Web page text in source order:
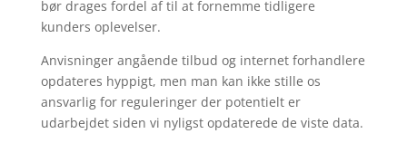
bør drages fordel af til at fornemme tidligere
kunders oplevelser.
Anvisninger angående tilbud og internet forhandlere
opdateres hyppigt, men man kan ikke stille os
ansvarlig for reguleringer der potentielt er
udarbejdet siden vi nyligst opdaterede de viste data.